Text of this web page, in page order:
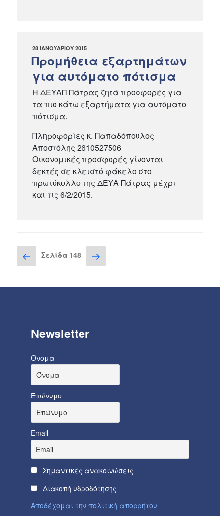
ΔΗΜΟΣΙΕΎΤΗΚΕ
ΣΤΙΣ
28 ΙΑΝΟΥΑΡΊΟΥ 2015
Προμήθεια εξαρτημάτων
για αυτόματο πότισμα
Η ΔΕΥΑΠ Πάτρας ζητά προσφορές για
τα πιο κάτω εξαρτήματα για αυτόματο
πότισμα.
Πληροφορίες κ. Παπαδόπουλος
Αποστόλης 2610527506
Oικονομικές προσφορές γίνονται
δεκτές σε κλειστό φάκελο στο
πρωτόκολλο της ΔΕΥΑ Πάτρας μέχρι
και τις 6/2/2015.
Σελιδοποίηση
άρθρων
Προηγούμενη
σελίδα
Σελίδα 148 Επόμενη
σελίδα
Newsletter
Όνομα
Επώνυμο
Email
Σημαντικές ανακοινώσεις
Διακοπή υδροδότησης
Αποδέχομαι την πολιτική απορρήτου